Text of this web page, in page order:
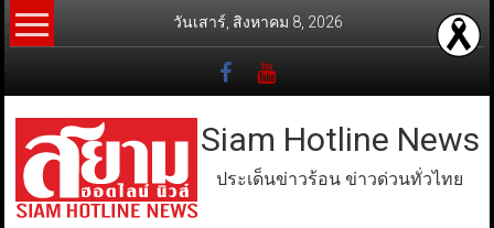
Skip
to
วันเสาร์, สิงหาคม 8, 2026
Siam Hotline News
ประเด็นข่าวร้อน ข่าวด่วนทั่วไทย